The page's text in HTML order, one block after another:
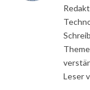
Leser